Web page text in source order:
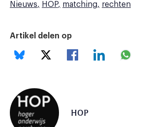
Nieuws
HOP matching rechten
Artikel delen op
HOP